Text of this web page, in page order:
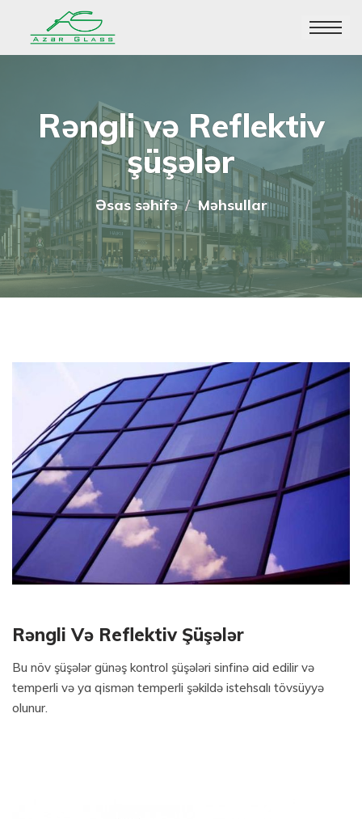
Toggle
Rəngli və Reflektiv
şüşələr
Əsas səhifə Məhsullar
Rəngli Və Reflektiv Şüşələr
Bu növ şüşələr günəş kontrol şüşələri sinfinə aid edilir və
temperli və ya qismən temperli şəkildə istehsalı tövsüyyə
olunur.